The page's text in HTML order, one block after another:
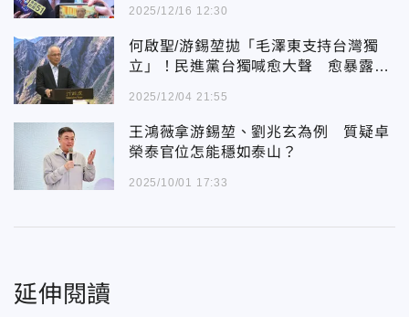
2025/12/16 12:30
何啟聖/游錫堃拋「毛澤東支持台灣獨
立」！民進黨台獨喊愈大聲 愈暴露不
2025/12/04 21:55
王鴻薇拿游錫堃、劉兆玄為例 質疑卓
榮泰官位怎能穩如泰山？
2025/10/01 17:33
延伸閱讀